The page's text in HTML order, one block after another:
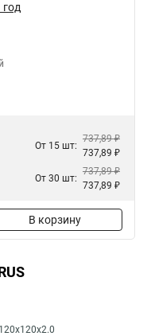
год
От 15 шт:
737,89 ₽
737,89 ₽
От 30 шт:
737,89 ₽
737,89 ₽
В корзину